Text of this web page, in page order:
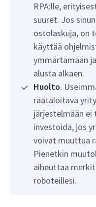
RPA:lle,
suuret. Jos
ostolaskuja, on
käyttää
ymmärtämään
alusta alkaen.
Huolto.
räätälöitävä
järjestelmään ei
investoida, jos
voivat muuttua
Pienetkin
aiheuttaa
roboteillesi.